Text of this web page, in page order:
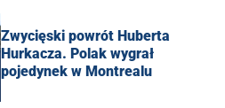
Zwycięski powrót Huberta
Hurkacza. Polak wygrał
pojedynek w Montrealu